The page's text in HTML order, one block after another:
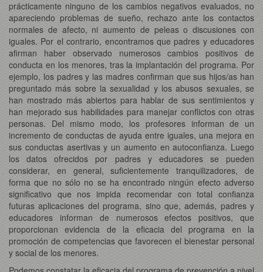
prácticamente ninguno de los cambios negativos evaluados, no
apareciendo problemas de sueño, rechazo ante los contactos
normales de afecto, ni aumento de peleas o discusiones con
iguales. Por el contrario, encontramos que padres y educadores
afirman haber observado numerosos cambios positivos de
conducta en los menores, tras la implantación del programa. Por
ejemplo, los padres y las madres confirman que sus hijos/as han
preguntado más sobre la sexualidad y los abusos sexuales, se
han mostrado más abiertos para hablar de sus sentimientos y
han mejorado sus habilidades para manejar conflictos con otras
personas. Del mismo modo, los profesores informan de un
incremento de conductas de ayuda entre iguales, una mejora en
sus conductas asertivas y un aumento en autoconfianza. Luego
los datos ofrecidos por padres y educadores se pueden
considerar, en general, suficientemente tranquilizadores, de
forma que no sólo no se ha encontrado ningún efecto adverso
significativo que nos impida recomendar con total confianza
futuras aplicaciones del programa, sino que, además, padres y
educadores informan de numerosos efectos positivos, que
proporcionan evidencia de la eficacia del programa en la
promoción de competencias que favorecen el bienestar personal
y social de los menores.